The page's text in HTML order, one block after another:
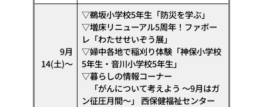
9月
14(土)〜
▽鵜坂小学校5年生「防災を学ぶ」
▽増床リニューアル5周年！ファボー
レ「わたせせいぞう展」
▽婦中各地で稲刈り体験「神保小学校
5年生・音川小学校5年生」
▽暮らしの情報コーナー
「がんについて考えよう ～9月はガ
ン征圧月間～」 西保健福祉センター